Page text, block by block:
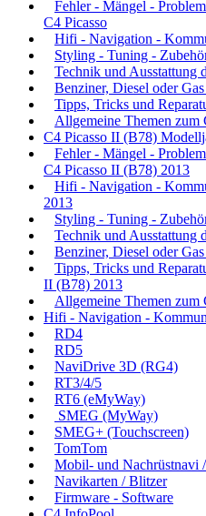
Fehler - Mängel -
C4 Picasso
Hifi - Navigation -
Styling - Tuning -
Technik und Ausstattung
Benziner, Diesel oder
Tipps, Tricks und
Allgemeine Themen zum
C4 Picasso II (B78)
Fehler - Mängel -
C4 Picasso II (B78) 2013
Hifi - Navigation -
2013
Styling - Tuning -
Technik und Ausstattung
Benziner, Diesel oder
Tipps, Tricks und
II (B78) 2013
Allgemeine Themen zum
Hifi - Navigation -
RD4
RD5
NaviDrive 3D (RG4)
RT3/4/5
RT6 (eMyWay)
SMEG (MyWay)
SMEG+ (Touchscreen)
TomTom
Mobil- und Nachrüstnavi
Navikarten / Blitzer
Firmware - Software